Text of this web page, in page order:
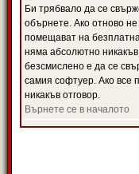
Би трябвало да се
обърнете. Ако отново
помещават на
няма абсолютно
безсмислено е да се
самия софтуер. Ако все
никакъв отговор.
Върнете се в началото